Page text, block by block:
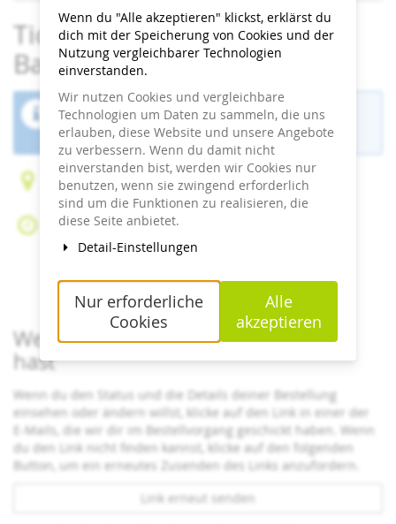
Tickets für den
Baumwipfelpfad Usedom
Der Buchungszeitraum für diese Veranstaltung
ist beendet.
Am Bahnhof 12
17424 Ostseebad Heringsdorf
So, 19. Juli 2026
Beginn:09:30Uhr
Zum Kalender hinzufügen
Wenn du bereits ein Ticket bestellt
hast
Wenn du den Status und die Details deiner Bestellung
einsehen oder ändern willst, klicke auf den Link in einer der
E-Mails, die wir dir im Bestellvorgang geschickt haben. Wenn
du den Link nicht finden kannst, klicke auf den folgenden
Button, um ein erneutes Zusenden des Links anzufordern.
Link erneut senden
Wenn du "Alle akzeptieren" klickst, erklärst du
dich mit der Speicherung von Cookies und der
Nutzung vergleichbarer Technologien
einverstanden.
Wir nutzen Cookies und vergleichbare
Technologien um Daten zu sammeln, die uns
erlauben, diese Website und unsere Angebote
zu verbessern. Wenn du damit nicht
einverstanden bist, werden wir Cookies nur
benutzen, wenn sie zwingend erforderlich
sind um die Funktionen zu realisieren, die
diese Seite anbietet.
Detail-Einstellungen
Nur erforderliche
Cookies
Alle
akzeptieren